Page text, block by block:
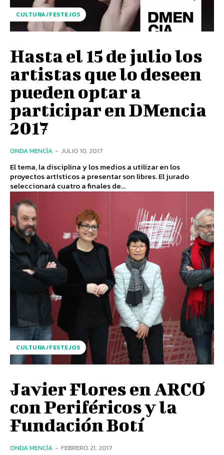
CULTURA/FESTEJOS
Hasta el 15 de julio los
artistas que lo deseen
pueden optar a
participar en DMencia
2017
ONDA MENCÍA - JULIO 10, 2017
El tema, la disciplina y los medios a utilizar en los
proyectos artísticos a presentar son libres. El jurado
seleccionará cuatro a finales de...
CULTURA/FESTEJOS
Javier Flores en ARCO
con Periféricos y la
Fundación Botí
ONDA MENCÍA - FEBRERO 21, 2017